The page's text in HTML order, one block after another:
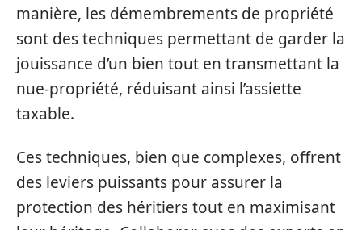
manière, les démembrements de propriété
sont des techniques permettant de garder la
jouissance d’un bien tout en transmettant la
nue-propriété, réduisant ainsi l’assiette
taxable.
Ces techniques, bien que complexes, offrent
des leviers puissants pour assurer la
protection des héritiers tout en maximisant